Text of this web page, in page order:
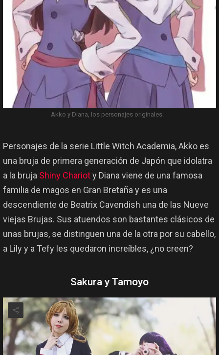
Akko y Diana, los personajes originales.
Personajes de la serie Little Witch Academia, Akko es
una bruja de primera generación de Japón que idolatra
a la bruja Shiny Charioty Diana viene de una famosa
familia de magos en Gran Bretaña y es una
descendiente de Beatrix Cavendish una de las Nueve
viejas Brujas. Sus atuendos son bastantes clásicos de
unas brujas, se distinguen una de la otra por su cabello,
a Lily y a Tefy les quedaron increíbles, ¿no creen?
Sakura y Tamoyo